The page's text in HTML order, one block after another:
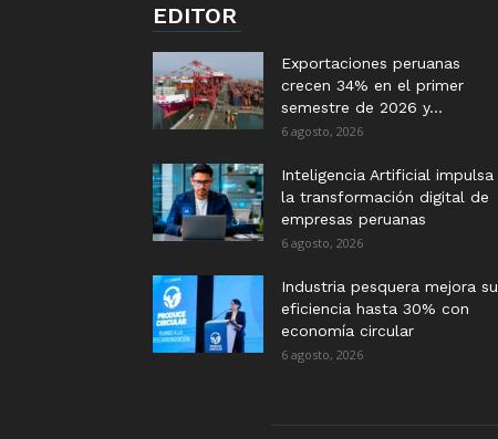
EDITOR
Exportaciones peruanas
crecen 34% en el primer
semestre de 2026 y...
6 agosto, 2026
Inteligencia Artificial impulsa
la transformación digital de
empresas peruanas
6 agosto, 2026
Industria pesquera mejora su
eficiencia hasta 30% con
economía circular
6 agosto, 2026